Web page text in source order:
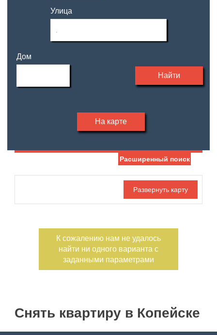
Улица
Дом
Найти
На карте
Жилая площадь
—
Площадь кухни
Балконов
Участок, сотки
—
Этажность
Расширенный поиск
К сожалению нам не удалось
найти ни одного варианта с
заданными параметрами
Снять квартиру в Копейске